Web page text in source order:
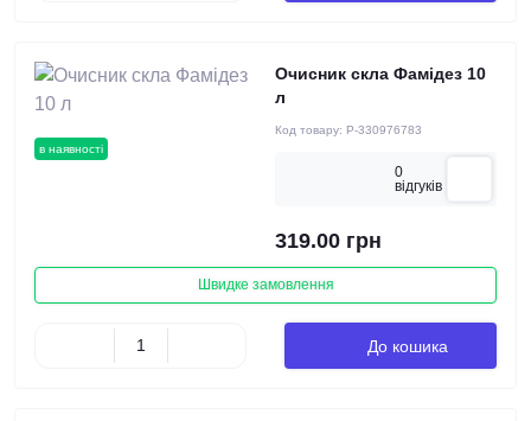
в наявності
Очисник скла Фамідез 10
л
Код товару: P-330976783
0
вiдгукiв
319.00 грн
Швидке замовлення
До кошика